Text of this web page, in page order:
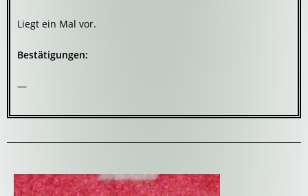
Liegt ein Mal vor.
Bestätigungen:
—